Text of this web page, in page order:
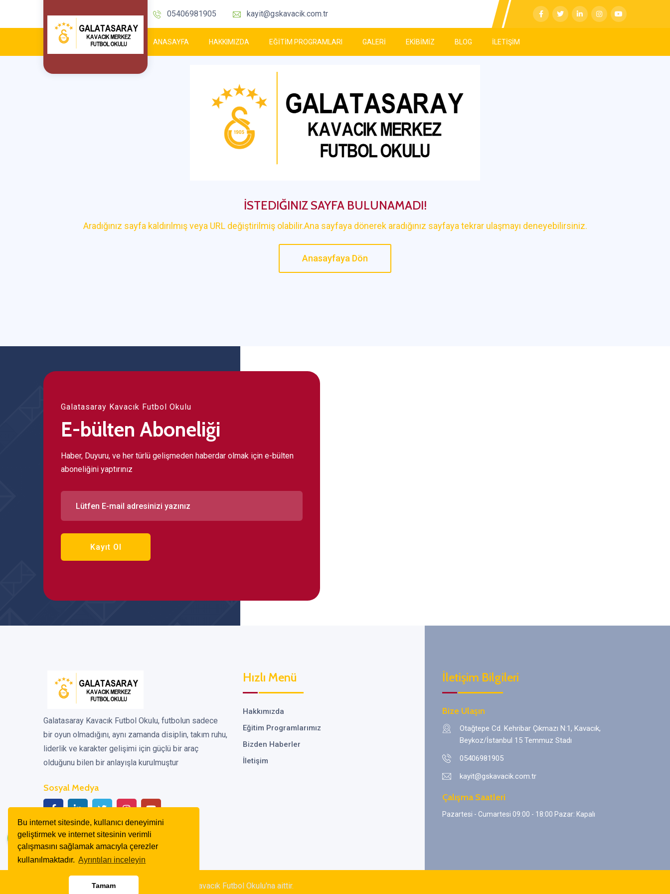
Bu internet sitesinde, kullanıcı deneyimini
geliştirmek ve internet sitesinin verimli
çalışmasını sağlamak amacıyla çerezler
kullanılmaktadır. Ayrıntıları inceleyin
Tamam
05406981905‬ kayit@gskavacik.com.tr
ANASAYFA HAKKIMIZDA EĞİTİM PROGRAMLARI GALERİ EKİBİMİZ BLOG İLETİŞİM
İSTEDIĞINIZ SAYFA BULUNAMADI!
Aradığınız sayfa kaldırılmış veya URL değiştirilmiş olabilir.Ana sayfaya dönerek aradığınız sayfaya tekrar ulaşmayı deneyebilirsiniz.
Anasayfaya Dön
Galatasaray Kavacık Futbol Okulu
E-bülten Aboneliği
Haber, Duyuru, ve her türlü gelişmeden haberdar olmak için e-bülten
aboneliğini yaptırınız
Kayıt Ol
Galatasaray Kavacık Futbol Okulu, futbolun sadece
bir oyun olmadığını, aynı zamanda disiplin, takım ruhu,
liderlik ve karakter gelişimi için güçlü bir araç
olduğunu bilen bir anlayışla kurulmuştur
Sosyal Medya
Hızlı Menü
Hakkımızda
Eğitim Programlarımız
Bizden Haberler
İletişim
İletişim Bilgileri
Bize Ulaşın
Otağtepe Cd. Kehribar Çıkmazı N:1, Kavacık,
Beykoz/İstanbul 15 Temmuz Stadı
05406981905‬
kayit@gskavacik.com.tr
Çalışma Saatleri
Pazartesi - Cumartesi 09:00 - 18:00 Pazar: Kapalı
Copyright © 2025. Tüm Hakları Galatasaray Kavacık Futbol Okulu'na aittir.